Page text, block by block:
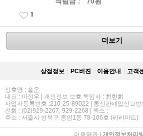
1
더보기
상점정보 PC버젼 이용안내 고객
상호명 : 솔운
대표 : 이정우 | 개인정보 보호 책임자 : 최현희
사업자등록번호 :210-25-89022 | 통신판매업신고
전화 : (02)929-2267, 929-2268 | 팩스 :
주소 : 서울시 성북구 종암1동 78-106호 (리리마트)
이용약관| 개인정보처리